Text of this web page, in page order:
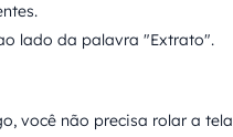
lado da palavra "Extrato".
você não precisa rolar a tela